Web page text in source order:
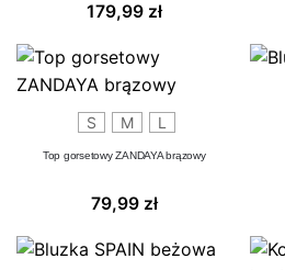
179,99 zł
S M L
Top gorsetowy ZANDAYA brązowy
79,99 zł